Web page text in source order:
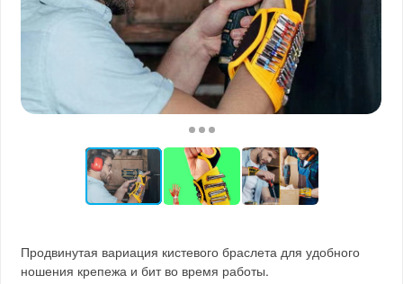
Продвинутая вариация кистевого браслета для удобного
ношения крепежа и бит во время работы.